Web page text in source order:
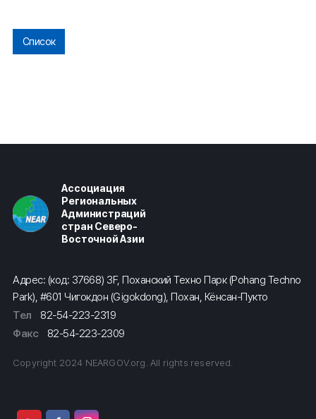
Список
Ассоциация
Региональных
Администраций
стран Северо-
Восточной Азии
Адрес: (код: 37668) 3F, Поханский Техно Парк (Pohang Techno
Park), #601 Чигокдон (Gigokdong), Похан, Кёнсан-Пукто
Тел
82-54-223-2319
Факс
82-54-223-2309
Copyright 2024 NEARGOV.org. All rights reserved.